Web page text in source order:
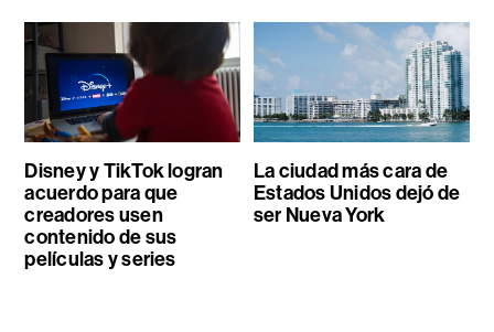
Disney y TikTok logran
acuerdo para que
creadores usen
contenido de sus
películas y series
La ciudad más cara de
Estados Unidos dejó de
ser Nueva York